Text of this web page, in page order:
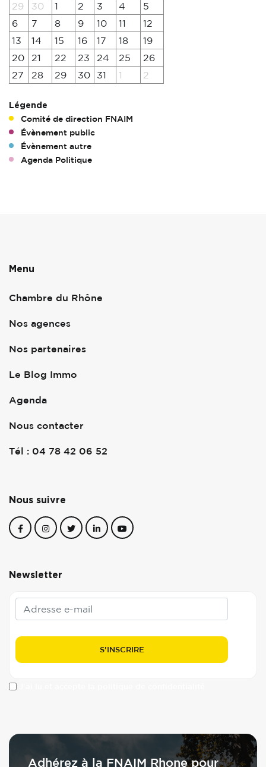
29
30 1 2 3 4
5
6
7 8 9 10 11
12
13
14 15 16 17 18
19
20
21 22 23 24 25
26
27
28 29 30 31 1 2
Légende
Comité de direction FNAIM
Évènement public
Évènement autre
Agenda Politique
Menu
Chambre du Rhône
Nos agences
Nos partenaires
Le Blog Immo
Agenda
Nous contacter
Tél : 04 78 42 06 52
Nous suivre
Newsletter
Adhérez à la FNAIM Rhone pour